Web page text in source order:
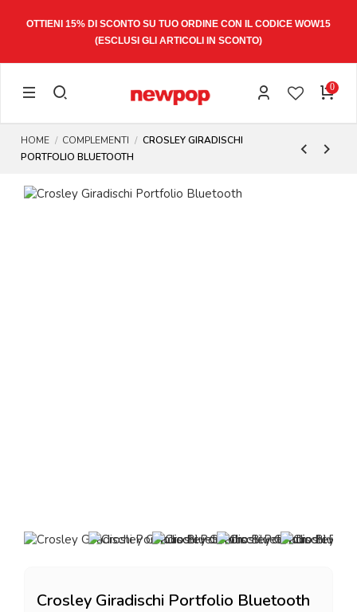
OTTIENI 15% DI SCONTO SU TUO ORDINE CON IL CODICE WOW15
(ESCLUSI GLI ARTICOLI IN SCONTO)
0
HOME COMPLEMENTI
CROSLEY GIRADISCHI
PORTFOLIO BLUETOOTH
Crosley Giradischi Portfolio Bluetooth